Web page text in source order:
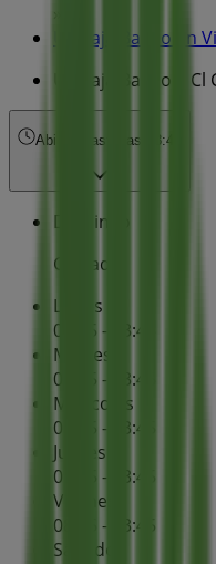
Unicaja Banco en
Unicaja Banco | Cl
Abierto Hasta las 13:45
Domingo
Cerrado
Lunes
08:45 - 13:45
Martes
08:45 - 13:45
Miércoles
08:45 - 13:45
Jueves
08:45 - 13:45
Viernes
08:45 - 13:45
Sábado